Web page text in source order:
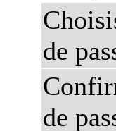
de
de